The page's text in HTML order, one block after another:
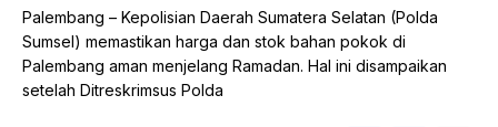
Palembang – Kepolisian Daerah Sumatera Selatan (Polda
Sumsel) memastikan harga dan stok bahan pokok di
Palembang aman menjelang Ramadan. Hal ini disampaikan
setelah Ditreskrimsus Polda